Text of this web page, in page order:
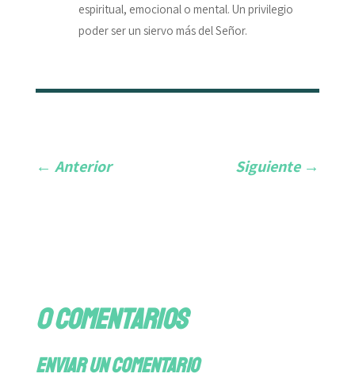
espiritual, emocional o mental. Un privilegio
poder ser un siervo más del Señor.
← Anterior Siguiente→
0 comentarios
Enviar un comentario